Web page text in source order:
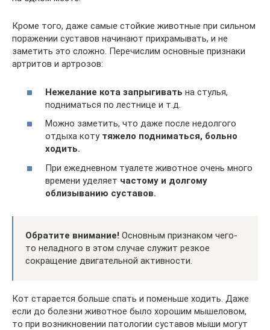
Кроме того, даже самые стойкие животные при сильном
поражении суставов начинают прихрамывать, и не
заметить это сложно. Перечислим основные признаки
артритов и артрозов:
Нежелание кота запрыгивать на стулья,
подниматься по лестнице и т.д.
Можно заметить, что даже после недолгого
отдыха коту тяжело подниматься, больно
ходить.
При ежедневном туалете животное очень много
времени уделяет частому и долгому
облизыванию суставов.
Обратите внимание! Основным признаком чего-
то неладного в этом случае служит резкое
сокращение двигательной активности.
Кот старается больше спать и поменьше ходить. Даже
если до болезни животное было хорошим мышеловом,
то при возникновении патологии суставов мыши могут